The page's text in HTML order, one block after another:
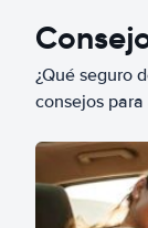
¿Qué seguro
consejos